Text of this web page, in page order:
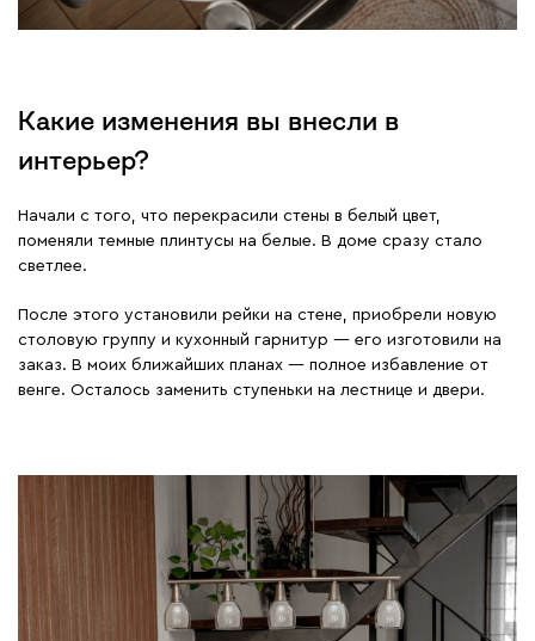
Какие изменения вы внесли в
интерьер?
Начали с того, что перекрасили стены в белый цвет,
поменяли темные плинтусы на белые. В доме сразу стало
светлее.
После этого установили рейки на стене, приобрели новую
столовую группу и кухонный гарнитур — его изготовили на
заказ. В моих ближайших планах — полное избавление от
венге. Осталось заменить ступеньки на лестнице и двери.